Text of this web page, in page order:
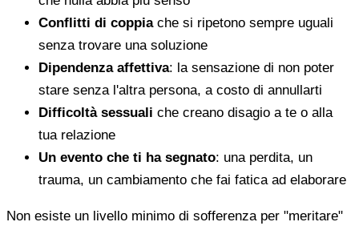
Conflitti di coppiache si ripetono sempre uguali
senza trovare una soluzione
Dipendenza affettiva: la sensazione di non poter
stare senza l'altra persona, a costo di annullarti
Difficoltà sessuali che creano disagio a te o alla
tua relazione
Un evento che ti ha segnato: una perdita, un
trauma, un cambiamento che fai fatica ad elaborare
Non esiste un livello minimo di sofferenza per "meritare"